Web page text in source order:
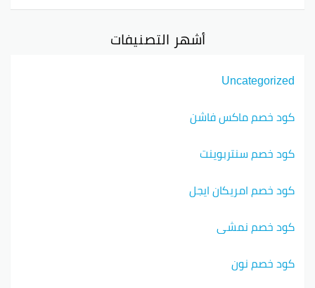
أشهر التصنيفات
Uncategorized
كود خصم ماكس فاشن
كود خصم سنتربوينت
كود خصم امريكان ايجل
كود خصم نمشي
كود خصم نون